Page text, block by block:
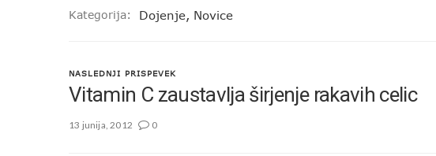
Kategorija: Dojenje, Novice
NASLEDNJI PRISPEVEK
Vitamin C zaustavlja širjenje rakavih celic
13 junija, 2012 0